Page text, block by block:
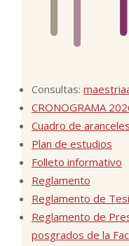
Consultas:
CRONOGRAMA
Cuadro de
Plan de estudios
Folleto informativo
Reglamento
Reglamento de
Reglamento de
posgrados de la